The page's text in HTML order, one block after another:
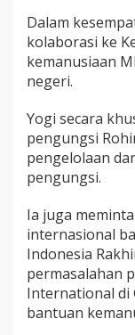
Dalam
kolaborasi ke
kemanusiaan
negeri.
Yogi secara
pengungsi
pengelolaan
pengungsi.
Ia juga
internasional
Indonesia
permasalahan
International di
bantuan